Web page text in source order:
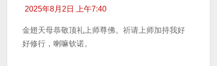
2025年8月2日 上午7:40
金翅天母恭敬顶礼上师尊佛。祈请上师加持我好
好修行，喇嘛钦诺。